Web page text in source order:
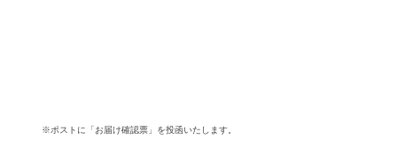
※ポストに「お届け確認票」を投函いたします。